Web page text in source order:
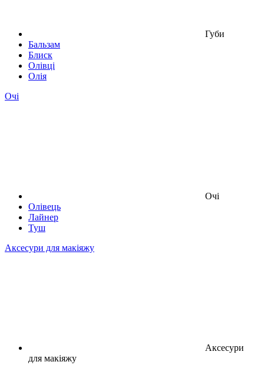
Губи
Бальзам
Блиск
Олівці
Олія
Очі
Очі
Олівець
Лайнер
Туш
Аксесури для макіяжу
Аксесури
для макіяжу